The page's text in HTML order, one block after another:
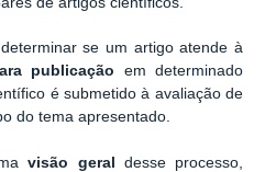
se um artigo atende à
publicação em determinado
é submetido à avaliação de
do tema apresentado.
visão geral desse processo,